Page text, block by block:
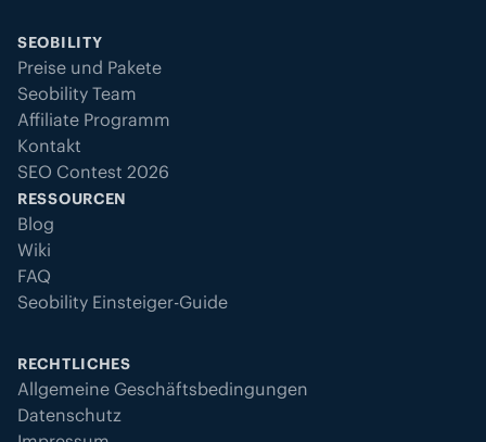
SEOBILITY
Preise und Pakete
Seobility Team
Affiliate Programm
Kontakt
SEO Contest 2026
RESSOURCEN
Blog
Wiki
FAQ
Seobility Einsteiger-Guide
RECHTLICHES
Allgemeine Geschäftsbedingungen
Datenschutz